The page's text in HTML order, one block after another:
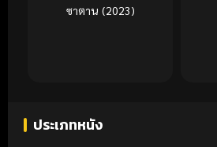
ซาตาน (2023)
ประเภทหนัง